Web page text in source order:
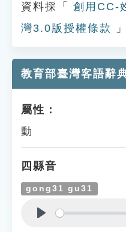
資料採「
創用CC-
灣3.0版授權條款
教育部臺灣客語辭
屬性：
動
四縣音
gong31 gu31